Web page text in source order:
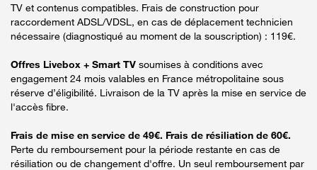
TV et contenus compatibles. Frais de construction pour
raccordement ADSL/VDSL, en cas de déplacement technicien
nécessaire (diagnostiqué au moment de la souscription) : 119€.
Offres Livebox + Smart TV soumises à conditions avec
engagement 24 mois valables en France métropolitaine sous
réserve d’éligibilité. Livraison de la TV après la mise en service de
l'accès fibre.
Frais de mise en service de 49€. Frais de résiliation de 60€.
Perte du remboursement pour la période restante en cas de
résiliation ou de changement d'offre. Un seul remboursement par